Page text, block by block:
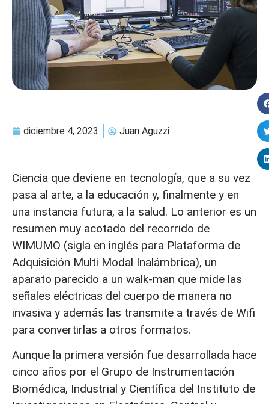
diciembre 4, 2023 Juan Aguzzi
Ciencia que deviene en tecnología, que a su vez
pasa al arte, a la educación y, finalmente y en
una instancia futura, a la salud. Lo anterior es un
resumen muy acotado del recorrido de
WIMUMO (sigla en inglés para Plataforma de
Adquisición Multi Modal Inalámbrica), un
aparato parecido a un walk-man que mide las
señales eléctricas del cuerpo de manera no
invasiva y además las transmite a través de Wifi
para convertirlas a otros formatos.
Aunque la primera versión fue desarrollada hace
cinco años por el Grupo de Instrumentación
Biomédica, Industrial y Científica del Instituto de